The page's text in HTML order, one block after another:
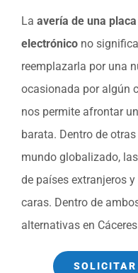
La avería de una
electrónico no
reemplazarla por una
ocasionada por algún
nos permite afrontar
barata. Dentro de
mundo globalizado,
de países extranjeros
caras. Dentro de
alternativas en
SOLICITAR